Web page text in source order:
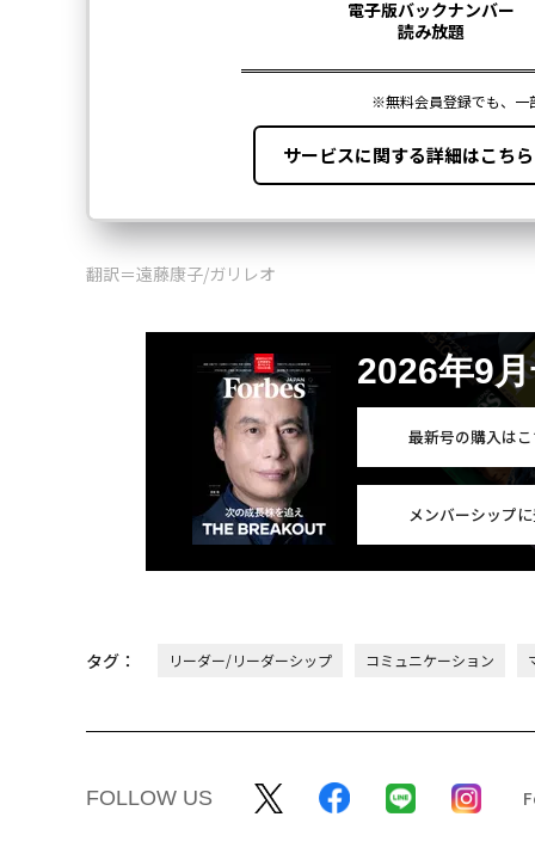
翻訳＝遠藤康子/ガリレオ
2026年9
最新号の購入は
メンバーシップ
タグ： リーダー/リーダーシップ コミュニケーション
FOLLOW US